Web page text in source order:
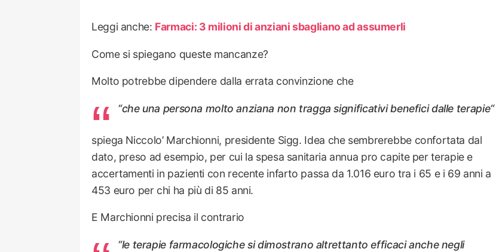
Leggi anche: Farmaci: 3 milioni di anziani sbagliano ad assumerli
Come si spiegano queste mancanze?
Molto potrebbe dipendere dalla errata convinzione che
“che una persona molto anziana non tragga significativi benefici dalle terapie“
spiega Niccolo’ Marchionni, presidente Sigg. Idea che sembrerebbe confortata dal
dato, preso ad esempio, per cui la spesa sanitaria annua pro capite per terapie e
accertamenti in pazienti con recente infarto passa da 1.016 euro tra i 65 e i 69 anni a
453 euro per chi ha più di 85 anni.
E Marchionni precisa il contrario
“le terapie farmacologiche si dimostrano altrettanto efficaci anche negli